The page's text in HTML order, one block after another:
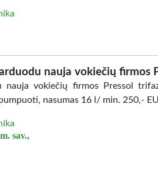
nauja vokiečių firmos
nauja vokiečių firmos Pressol
nasumas 16 l/ min. 250,-
sav.,